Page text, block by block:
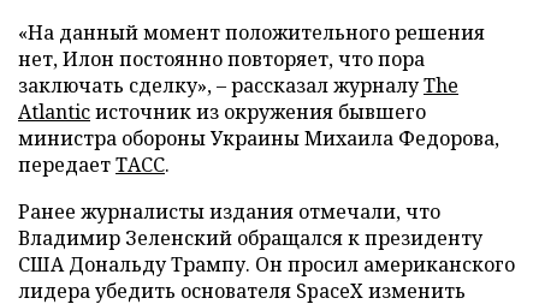
«На данный момент положительного решения
нет, Илон постоянно повторяет, что пора
заключать сделку», – рассказал журналуThe
Atlanticисточник из окружения бывшего
министра обороны Украины Михаила Федорова,
передаетТАСС.
Ранее журналисты издания отмечали, что
Владимир Зеленский обращался к президенту
США Дональду Трампу. Он просил американского
лидера убедить основателя SpaceX изменить